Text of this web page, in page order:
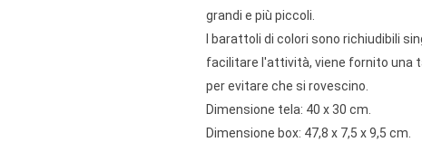
grandi e più piccoli.
I barattoli di colori sono richiudibili
facilitare l'attività, viene fornito una
per evitare che si rovescino.
Dimensione tela: 40 x 30 cm.
Dimensione box: 47,8 x 7,5 x 9,5 cm.